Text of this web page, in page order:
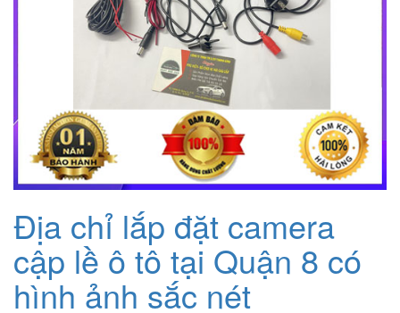
Địa chỉ lắp đặt camera
cập lề ô tô tại Quận 8 có
hình ảnh sắc nét